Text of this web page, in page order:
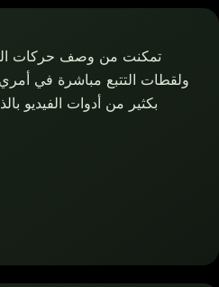
تمكنت من وصف حركات
ولقطات التتبع مباشرة في
بكثير من أدوات الفيديو